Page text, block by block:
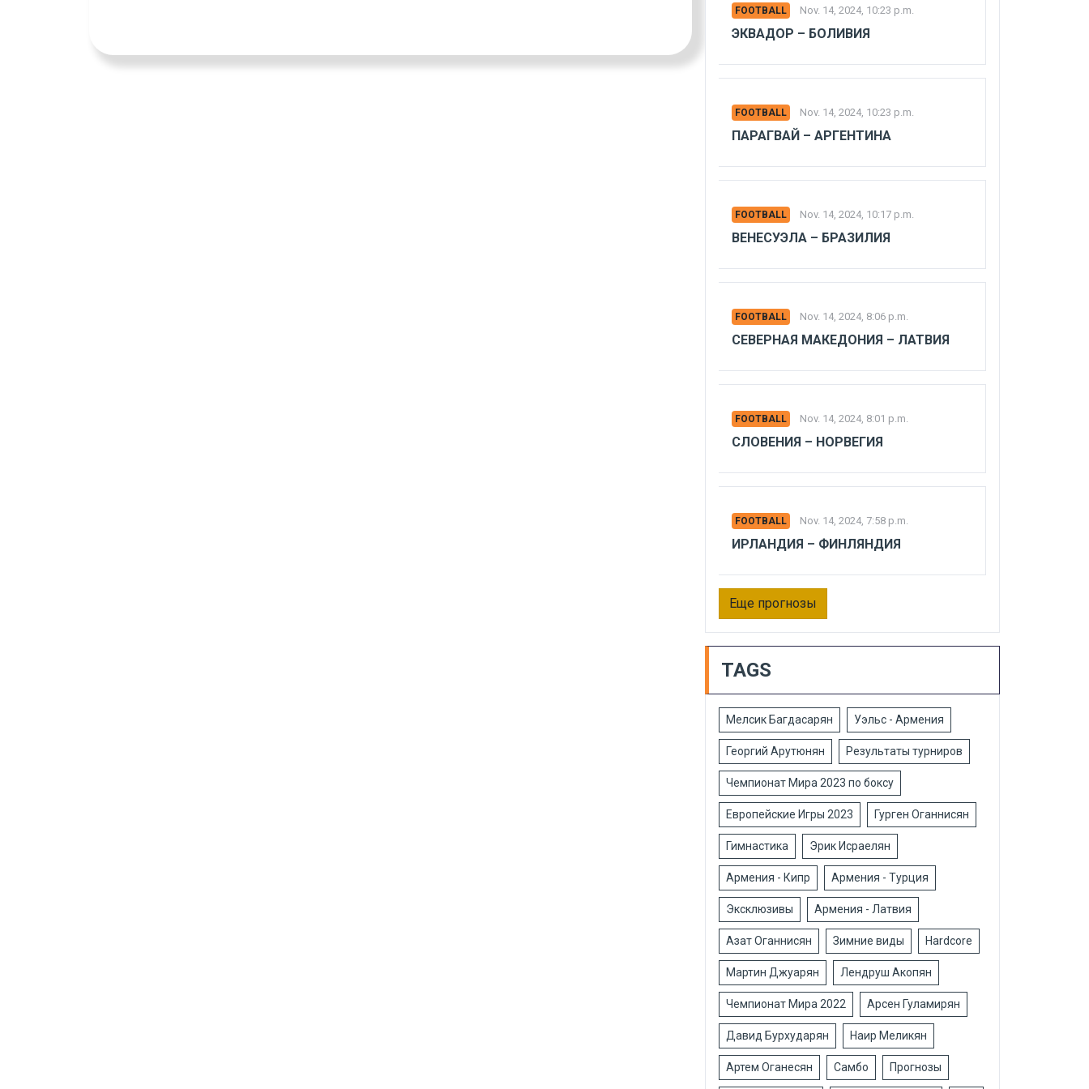
FOOTBALL Nov. 14, 2024, 10:23 p.m.
ЭКВАДОР – БОЛИВИЯ
FOOTBALL Nov. 14, 2024, 10:23 p.m.
ПАРАГВАЙ – АРГЕНТИНА
FOOTBALL Nov. 14, 2024, 10:17 p.m.
ВЕНЕСУЭЛА – БРАЗИЛИЯ
FOOTBALL Nov. 14, 2024, 8:06 p.m.
СЕВЕРНАЯ МАКЕДОНИЯ – ЛАТВИЯ
FOOTBALL Nov. 14, 2024, 8:01 p.m.
СЛОВЕНИЯ – НОРВЕГИЯ
FOOTBALL Nov. 14, 2024, 7:58 p.m.
ИРЛАНДИЯ – ФИНЛЯНДИЯ
Еще прогнозы
TAGS
Мелсик Багдасарян Уэльс - Армения
Георгий Арутюнян Результаты турниров
Чемпионат Мира 2023 по боксу
Европейские Игры 2023 Гурген Оганнисян
Гимнастика Эрик Исраелян
Армения - Кипр Армения - Турция
Эксклюзивы Армения - Латвия
Азат Оганнисян Зимние виды Hardcore
Мартин Джуарян Лендруш Акопян
Чемпионат Мира 2022 Арсен Гуламирян
Давид Бурхударян Наир Меликян
Артем Оганесян Самбо Прогнозы